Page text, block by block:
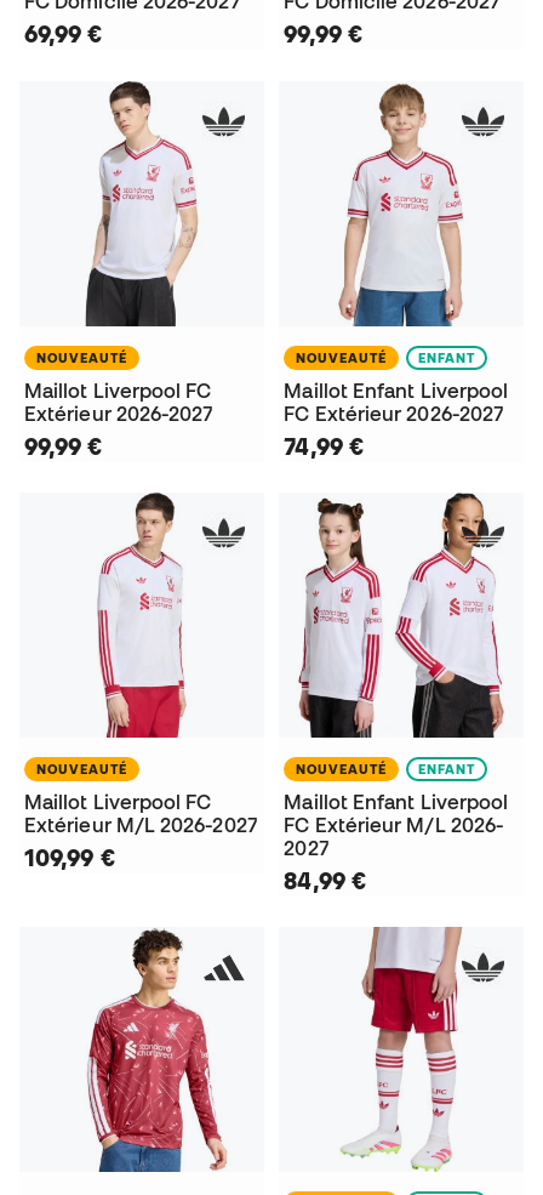
69,99 € 99,99 €
NOUVEAUTÉ
Maillot Liverpool FC
Extérieur 2026-2027
99,99 €
NOUVEAUTÉ ENFANT
Maillot Enfant Liverpool
FC Extérieur 2026-2027
74,99 €
NOUVEAUTÉ
Maillot Liverpool FC
Extérieur M/L 2026-2027
109,99 €
NOUVEAUTÉ ENFANT
Maillot Enfant Liverpool
FC Extérieur M/L 2026-
2027
84,99 €